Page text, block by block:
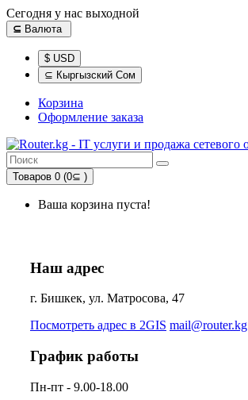
Сегодня у нас выходной
⊆ Валюта
$ USD
⊆ Кыргызский Сом
Корзина
Оформление заказа
Товаров 0 (0⊆ )
Ваша корзина пуста!
Наш адрес
г. Бишкек, ул. Матросова, 47
Посмотреть адрес в 2GIS mail@router.kg
График работы
Пн-пт - 9.00-18.00